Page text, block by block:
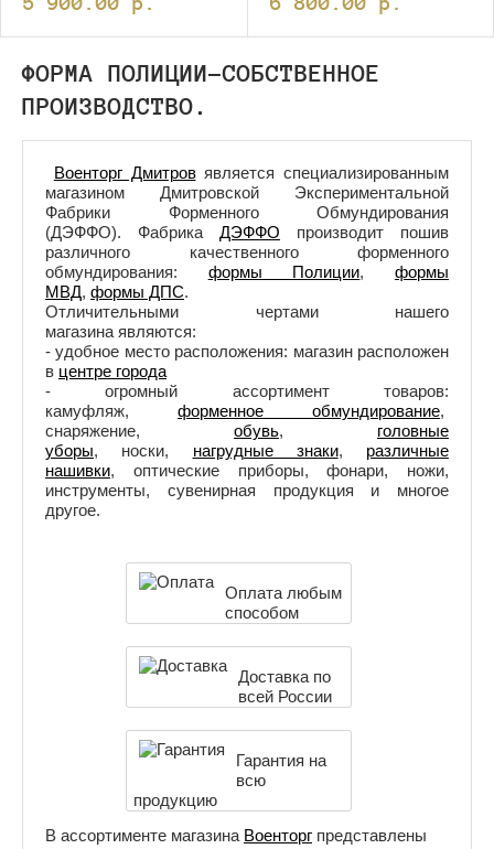
ФОРМА ПОЛИЦИИ-СОБСТВЕННОЕ
ПРОИЗВОДСТВО.
Военторг Дмитровявляется специализированным
магазином Дмитровской Экспериментальной
Фабрики Форменного Обмундирования
(ДЭФФО). Фабрика ДЭФФО производит пошив
различного качественного форменного
обмундирования: формы Полиции,формы
МВД, формы ДПС.
Отличительными чертами нашего
магазина являются:
- удобное место расположения: магазин расположен
в центре города
- огромный ассортимент товаров:
камуфляж, форменное обмундирование,
снаряжение, обувь, головные
уборы, носки, нагрудные знаки, различные
нашивки, оптические приборы, фонари, ножи,
инструменты, сувенирная продукция и многое
другое.
Оплата любым
способом
Доставка по
всей России
Гарантия на
всю
продукцию
В ассортименте магазина Военторг представлены